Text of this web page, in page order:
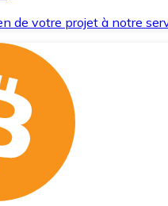
de votre projet à notre